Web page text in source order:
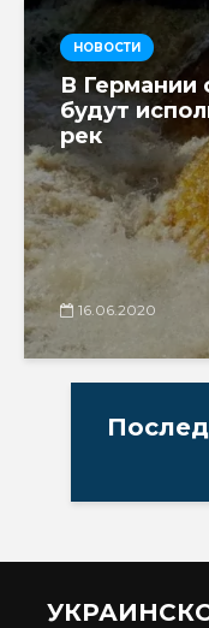
НОВОСТИ
В Германии
будут
рек
16.06.2020